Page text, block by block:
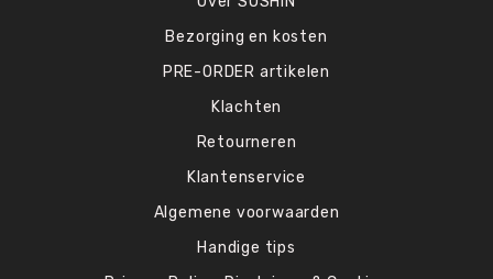
Bezorging en kosten
PRE-ORDER artikelen
Klachten
Retourneren
Klantenservice
Algemene voorwaarden
Handige tips